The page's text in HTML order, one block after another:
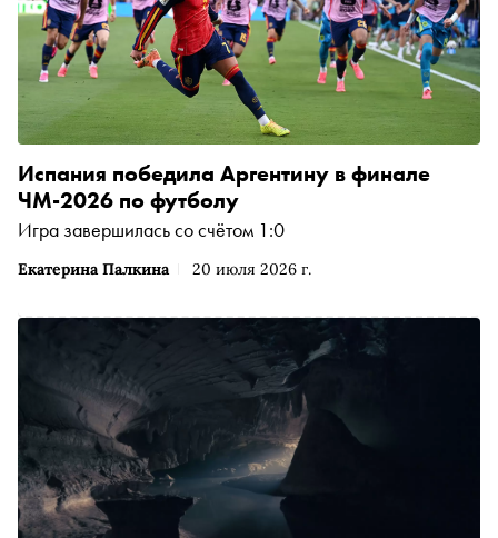
Екатерина Палкина 20 июля 2026 г.
Испания победила Аргентину в финале
ЧМ-2026 по футболу
Игра завершилась со счётом 1:0